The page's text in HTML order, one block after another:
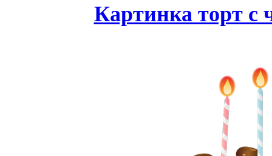
Картинка торт с